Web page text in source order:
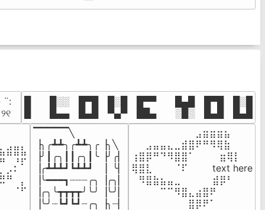
¨:⠀
█  █░░ █▀█ █░█ █▀▀  █▄█ █▀█ █░█
█  █▄▄ █▄█ ▀▄▀ ██▄  ░█░ █▄█ █▄█
▔▔▔▔▔╲
▕╮╭┻┻╮╭┻┻╮╭▕╮╲
▕╯┃╭╮┃┃╭╮┃╰▕╯╭▏
▕╭┻┻┻┛┗┻┻┛  ▕  ╰▏
▕╰━━━┓┈┈┈╭╮▕╭╮▏
▕╭╮╰┳┳┳┳╯╰╯▕╰╯▏
▕╰╯┈┗┛┗┛┈╭╮▕╮┈▏
⠀⠀⠀⠀⠀⠀⠀⠀⠀⣠⣶⣶⣶⣦⠀⠀
⠀⠀⣠⣤⣤⣄⣀⣾⣿⠟⠛⠻⢿⣷⠀
⢰⣿⡿⠛⠙⠻⣿⣿⠁⠀⠀ ⠀⣶⢿⡇
⢿⣿⣇⠀⠀⠀⠈⠏⠀⠀⠀ text here
⠀⠻⣿⣷⣦⣤⣀⠀⠀⠀ ⠀⣾⡿⠃⠀
⠀⠀⠀⠀⠉⠉⠻⣿⣄⣴⣿⠟⠀⠀⠀
⠀⠀⠀⠀⠀⠀⠀⠀⣿⡿⠟⠁⠀⠀⠀